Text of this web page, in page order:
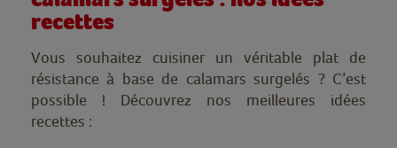
recettes
Vous souhaitez cuisiner un véritable plat de
résistance à base de calamars surgelés ? C’est
possible ! Découvrez nos meilleures idées
recettes :